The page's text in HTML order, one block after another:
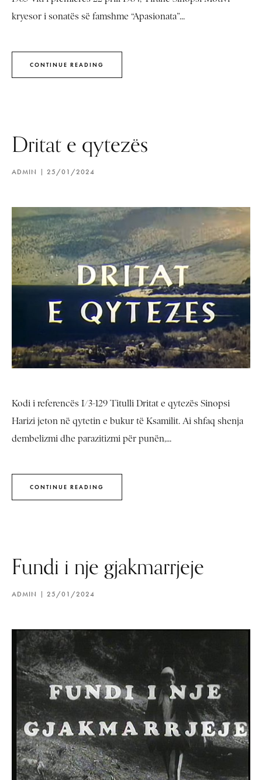
kryesor i sonatës së famshme “Apasionata”...
CONTINUE READING
Dritat e qytezës
ADMIN 25/01/2024
Kodi i referencës I/3-129 Titulli Dritat e qytezës Sinopsi
Harizi jeton në qytetin e bukur të Ksamilit. Ai shfaq shenja
dembelizmi dhe parazitizmi për punën,...
CONTINUE READING
Fundi i nje gjakmarrjeje
ADMIN 25/01/2024